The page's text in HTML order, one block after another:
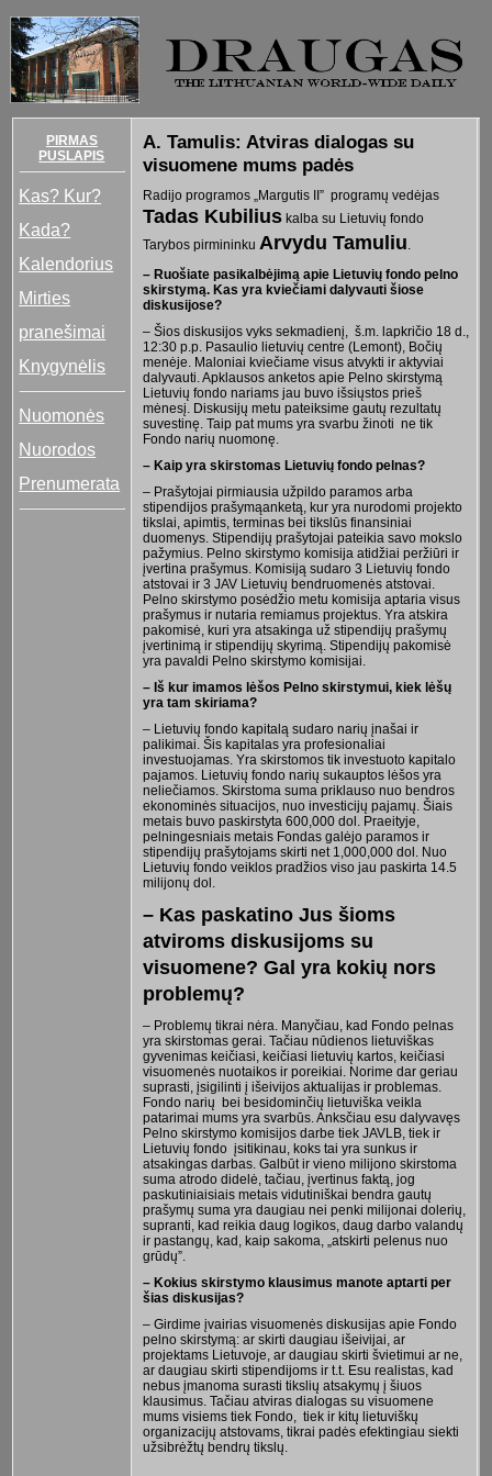
PIRMAS
PUSLAPIS
Kas? Kur?
Kada?
Kalendorius
Mirties
pranešimai
Knygynėlis
Nuomonės
Nuorodos
Prenumerata
A. Tamulis: Atviras dialogas su
visuomene mums padės
Radijo programos „Margutis II” programų vedėjas
Tadas Kubiliuskalba su Lietuvių fondo
Tarybos pirmininku Arvydu Tamuliu.
– Ruošiate pasikalbėjimą apie Lietuvių fondo pelno
skirstymą. Kas yra kviečiami dalyvauti šiose
diskusijose?
– Šios diskusijos vyks sekmadienį, š.m. lapkričio 18 d.,
12:30 p.p. Pasaulio lietuvių centre (Lemont), Bočių
menėje. Maloniai kviečiame visus atvykti ir aktyviai
dalyvauti. Apklausos anketos apie Pelno skirstymą
Lietuvių fondo nariams jau buvo išsiųstos prieš
mėnesį. Diskusijų metu pateiksime gautų rezultatų
suvestinę. Taip pat mums yra svarbu žinoti ne tik
Fondo narių nuomonę.
– Kaip yra skirstomas Lietuvių fondo pelnas?
– Prašytojai pirmiausia užpildo paramos arba
stipendijos prašymąanketą, kur yra nurodomi projekto
tikslai, apimtis, terminas bei tikslūs finansiniai
duomenys. Stipendijų prašytojai pateikia savo mokslo
pažymius. Pelno skirstymo komisija atidžiai peržiūri ir
įvertina prašymus. Komisiją sudaro 3 Lietuvių fondo
atstovai ir 3 JAV Lietuvių bendruomenės atstovai.
Pelno skirstymo posėdžio metu komisija aptaria visus
prašymus ir nutaria remiamus projektus. Yra atskira
pakomisė, kuri yra atsakinga už stipendijų prašymų
įvertinimą ir stipendijų skyrimą. Stipendijų pakomisė
yra pavaldi Pelno skirstymo komisijai.
– Iš kur imamos lėšos Pelno skirstymui, kiek lėšų
yra tam skiriama?
– Lietuvių fondo kapitalą sudaro narių įnašai ir
palikimai. Šis kapitalas yra profesionaliai
investuojamas. Yra skirstomos tik investuoto kapitalo
pajamos. Lietuvių fondo narių sukauptos lėšos yra
neliečiamos. Skirstoma suma priklauso nuo bendros
ekonominės situacijos, nuo investicijų pajamų. Šiais
metais buvo paskirstyta 600,000 dol. Praeityje,
pelningesniais metais Fondas galėjo paramos ir
stipendijų prašytojams skirti net 1,000,000 dol. Nuo
Lietuvių fondo veiklos pradžios viso jau paskirta 14.5
milijonų dol.
– Kas paskatino Jus šioms
atviroms diskusijoms su
visuomene? Gal yra kokių nors
problemų?
– Problemų tikrai nėra. Manyčiau, kad Fondo pelnas
yra skirstomas gerai. Tačiau nūdienos lietuviškas
gyvenimas keičiasi, keičiasi lietuvių kartos, keičiasi
visuomenės nuotaikos ir poreikiai. Norime dar geriau
suprasti, įsigilinti į išeivijos aktualijas ir problemas.
Fondo narių bei besidominčių lietuviška veikla
patarimai mums yra svarbūs. Anksčiau esu dalyvavęs
Pelno skirstymo komisijos darbe tiek JAVLB, tiek ir
Lietuvių fondo įsitikinau, koks tai yra sunkus ir
atsakingas darbas. Galbūt ir vieno milijono skirstoma
suma atrodo didelė, tačiau, įvertinus faktą, jog
paskutiniaisiais metais vidutiniškai bendra gautų
prašymų suma yra daugiau nei penki milijonai dolerių,
supranti, kad reikia daug logikos, daug darbo valandų
ir pastangų, kad, kaip sakoma, „atskirti pelenus nuo
grūdų”.
– Kokius skirstymo klausimus manote aptarti per
šias diskusijas?
– Girdime įvairias visuomenės diskusijas apie Fondo
pelno skirstymą: ar skirti daugiau išeivijai, ar
projektams Lietuvoje, ar daugiau skirti švietimui ar ne,
ar daugiau skirti stipendijoms ir t.t. Esu realistas, kad
nebus įmanoma surasti tikslių atsakymų į šiuos
klausimus. Tačiau atviras dialogas su visuomene
mums visiems tiek Fondo, tiek ir kitų lietuviškų
organizacijų atstovams, tikrai padės efektingiau siekti
užsibrėžtų bendrų tikslų.